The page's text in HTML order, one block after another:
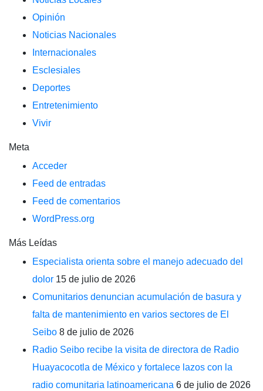
Opinión
Noticias Nacionales
Internacionales
Esclesiales
Deportes
Entretenimiento
Vivir
Meta
Acceder
Feed de entradas
Feed de comentarios
WordPress.org
Más Leídas
Especialista orienta sobre el manejo adecuado del
dolor 15 de julio de 2026
Comunitarios denuncian acumulación de basura y
falta de mantenimiento en varios sectores de El
Seibo 8 de julio de 2026
Radio Seibo recibe la visita de directora de Radio
Huayacocotla de México y fortalece lazos con la
radio comunitaria latinoamericana 6 de julio de 2026